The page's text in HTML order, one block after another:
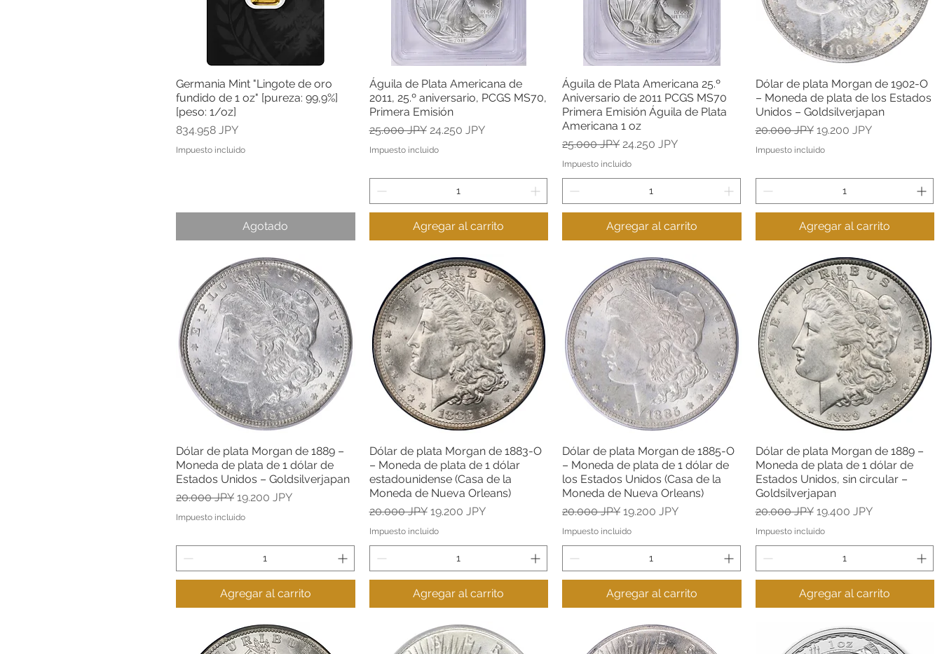
Vista rápida
Germania Mint "Lingote de oro
fundido de 1 oz" [pureza: 99,9%]
[peso: 1/oz]
Precio
834.958 JPY
Impuesto incluido
Agotado
Vista rápida
Águila de Plata Americana de
2011, 25.º aniversario, PCGS MS70,
Primera Emisión
Precio
25.000 JPY Precio de oferta
24.250 JPY
Impuesto incluido
Agregar al carrito
Vista rápida
Águila de Plata Americana 25.º
Aniversario de 2011 PCGS MS70
Primera Emisión Águila de Plata
Americana 1 oz
Precio
25.000 JPY Precio de oferta
24.250 JPY
Impuesto incluido
Agregar al carrito
Vista rápida
Dólar de plata Morgan de 1902-O
– Moneda de plata de los Estados
Unidos – Goldsilverjapan
Precio
20.000 JPY Precio de oferta
19.200 JPY
Impuesto incluido
Agregar al carrito
Vista rápida
Dólar de plata Morgan de 1889 –
Moneda de plata de 1 dólar de
Estados Unidos – Goldsilverjapan
Precio
20.000 JPY Precio de oferta
19.200 JPY
Impuesto incluido
Agregar al carrito
Vista rápida
Dólar de plata Morgan de 1883-O
– Moneda de plata de 1 dólar
estadounidense (Casa de la
Moneda de Nueva Orleans)
Precio
20.000 JPY Precio de oferta
19.200 JPY
Impuesto incluido
Agregar al carrito
Vista rápida
Dólar de plata Morgan de 1885-O
– Moneda de plata de 1 dólar de
los Estados Unidos (Casa de la
Moneda de Nueva Orleans)
Precio
20.000 JPY Precio de oferta
19.200 JPY
Impuesto incluido
Agregar al carrito
Vista rápida
Dólar de plata Morgan de 1889 –
Moneda de plata de 1 dólar de
Estados Unidos, sin circular –
Goldsilverjapan
Precio
20.000 JPY Precio de oferta
19.400 JPY
Impuesto incluido
Agregar al carrito